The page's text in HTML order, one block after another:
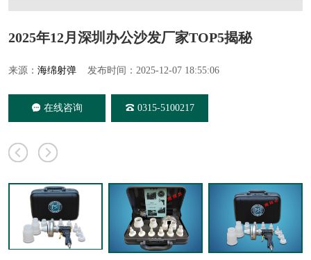
2025年12月深圳办公沙发厂家TOP5揭秘
来源： 海绵射弹 发布时间：2025-12-07 18:55:06
在线咨询 0315-5100217